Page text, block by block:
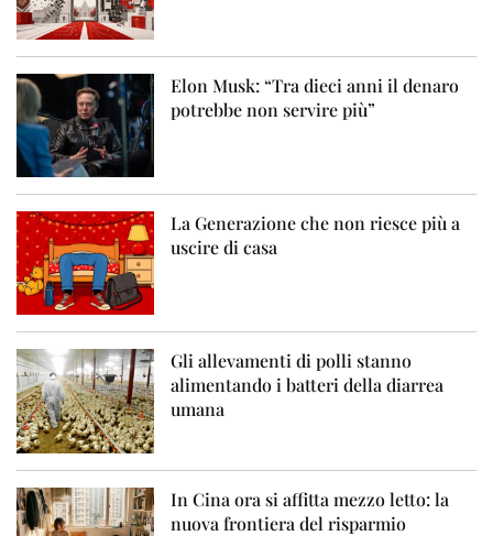
Elon Musk: “Tra dieci anni il denaro
potrebbe non servire più”
La Generazione che non riesce più a
uscire di casa
Gli allevamenti di polli stanno
alimentando i batteri della diarrea
umana
In Cina ora si affitta mezzo letto: la
nuova frontiera del risparmio